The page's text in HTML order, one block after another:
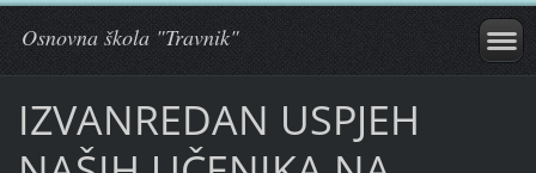
Osnovna škola "Travnik"
IZVANREDAN USPJEH